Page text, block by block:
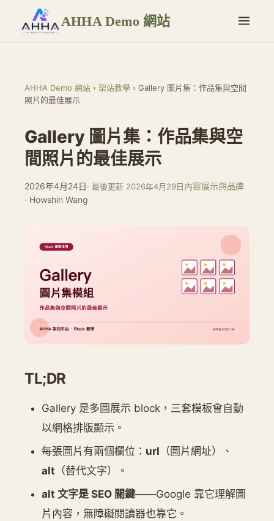
AHHA Demo 網站
AHHA Demo 網站 › 架站教學 › Gallery 圖片集：作品集與空間
照片的最佳展示
Gallery 圖片集：作品集與空
間照片的最佳展示
2026年4月24日· 最後更新 2026年4月29日內容展示與品牌
· Howshin Wang
TL;DR
Gallery 是多圖展示 block，三套模板會自動
以網格排版顯示。
每張圖片有兩個欄位： url （圖片網址）、
alt （替代文字）。
alt 文字是 SEO 關鍵——Google 靠它理解圖
片內容，無障礙閱讀器也靠它。